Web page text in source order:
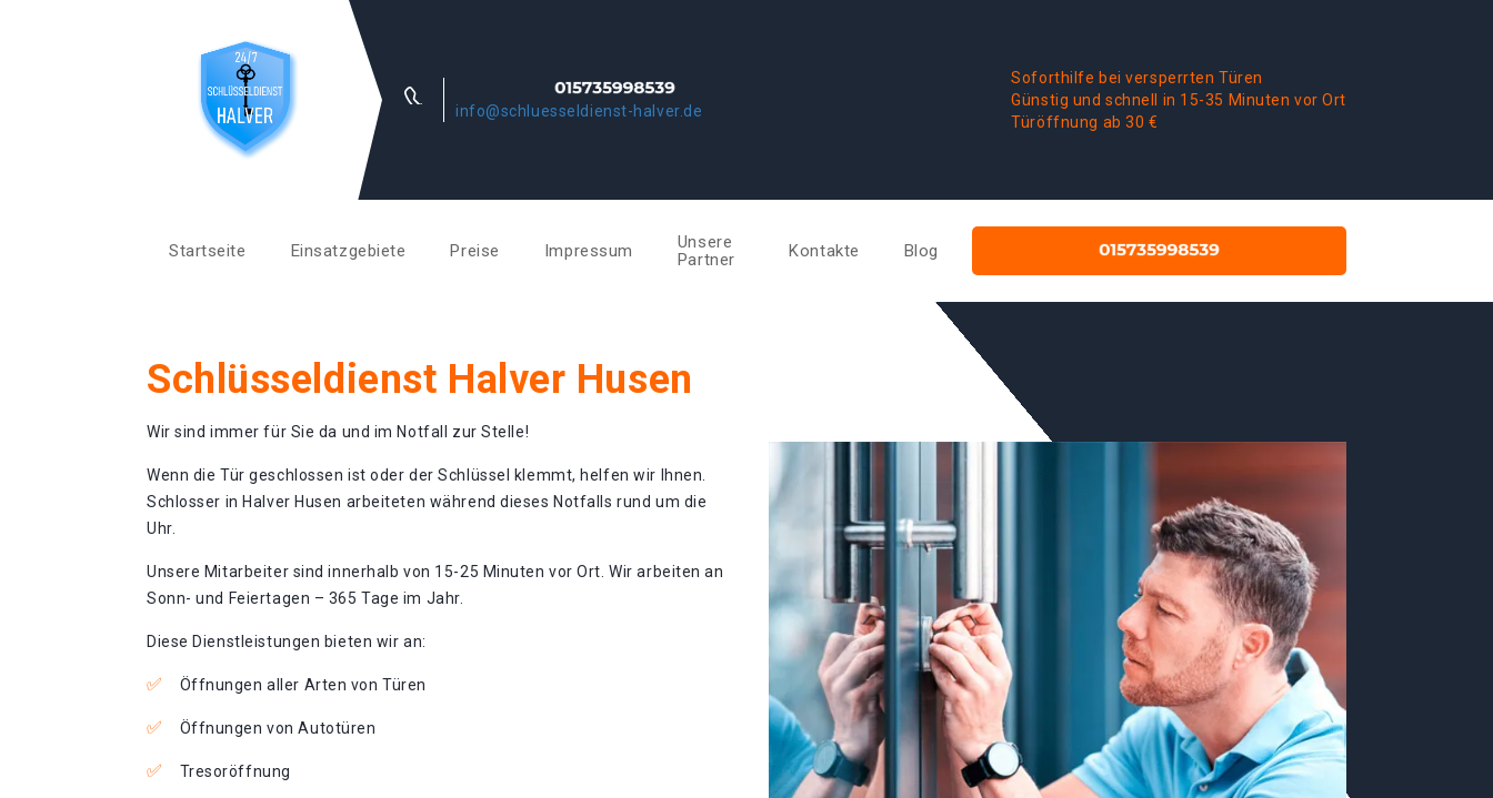
info@schluesseldienst-halver.de
Soforthilfe bei versperrten Türen
Günstig und schnell in 15-35 Minuten vor Ort
Türöffnung ab 30 €
Startseite Einsatzgebiete Preise Impressum
Unsere
Partner
Kontakte Blog
Schlüsseldienst Halver Husen
Wir sind immer für Sie da und im Notfall zur Stelle!
Wenn die Tür geschlossen ist oder der Schlüssel klemmt, helfen wir Ihnen.
Schlosser in Halver Husen arbeiteten während dieses Notfalls rund um die
Uhr.
Unsere Mitarbeiter sind innerhalb von 15-25 Minuten vor Ort. Wir arbeiten an
Sonn- und Feiertagen – 365 Tage im Jahr.
Diese Dienstleistungen bieten wir an:
Öffnungen aller Arten von Türen
Öffnungen von Autotüren
Tresoröffnung